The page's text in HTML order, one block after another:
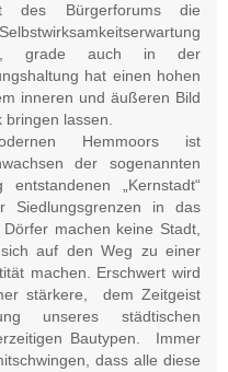
Bürgerforums die
grade auch in der
hat einen hohen
inneren und äußeren Bild
bringen lassen.
Hemmoors ist
der sogenannten
„Kernstadt“
in das
machen keine Stadt,
auf den Weg zu einer
machen. Erschwert wird
stärkere, dem Zeitgeist
unseres städtischen
Bautypen. Immer
dass alle diese